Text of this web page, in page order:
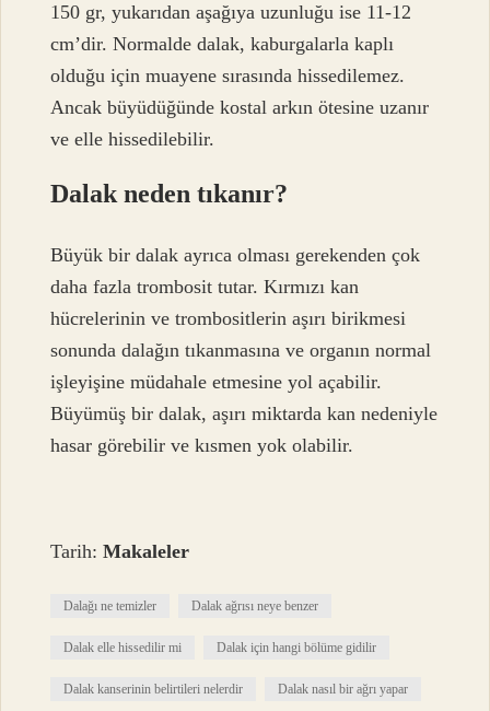
150 gr, yukarıdan aşağıya uzunluğu ise 11-12
cm’dir. Normalde dalak, kaburgalarla kaplı
olduğu için muayene sırasında hissedilemez.
Ancak büyüdüğünde kostal arkın ötesine uzanır
ve elle hissedilebilir.
Dalak neden tıkanır?
Büyük bir dalak ayrıca olması gerekenden çok
daha fazla trombosit tutar. Kırmızı kan
hücrelerinin ve trombositlerin aşırı birikmesi
sonunda dalağın tıkanmasına ve organın normal
işleyişine müdahale etmesine yol açabilir.
Büyümüş bir dalak, aşırı miktarda kan nedeniyle
hasar görebilir ve kısmen yok olabilir.
Tarih:Makaleler
Dalağı ne temizler Dalak ağrısı neye benzer
Dalak elle hissedilir mi Dalak için hangi bölüme gidilir
Dalak kanserinin belirtileri nelerdir Dalak nasıl bir ağrı yapar